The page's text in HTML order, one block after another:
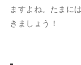
ますよね。たまに
きましょう！